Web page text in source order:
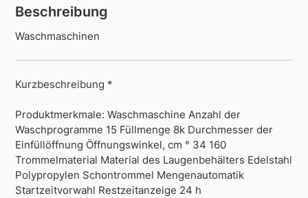
Beschreibung
Waschmaschinen
Kurzbeschreibung *
Produktmerkmale: Waschmaschine Anzahl der
Waschprogramme 15 Füllmenge 8k Durchmesser der
Einfüllöffnung Öffnungswinkel, cm ° 34 160
Trommelmaterial Material des Laugenbehälters Edelstahl
Polypropylen Schontrommel Mengenautomatik
Startzeitvorwahl Restzeitanzeige 24 h